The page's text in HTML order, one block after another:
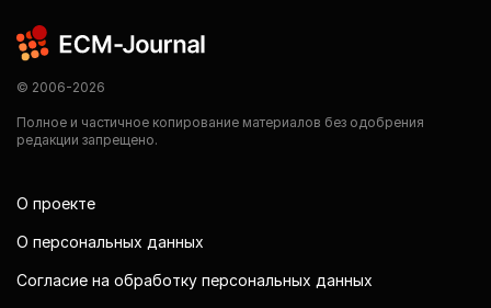
© 2006-2026
Полное и частичное копирование материалов без одобрения
редакции запрещено.
О проекте
О персональных данных
Согласие на обработку персональных данных